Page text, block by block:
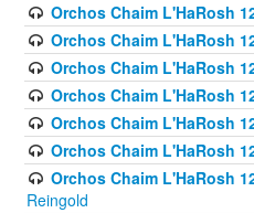
Orchos Chaim L'HaRosh
Orchos Chaim L'HaRosh
Orchos Chaim L'HaRosh
Orchos Chaim L'HaRosh
Orchos Chaim L'HaRosh
Orchos Chaim L'HaRosh
Orchos Chaim L'HaRosh
Reingold